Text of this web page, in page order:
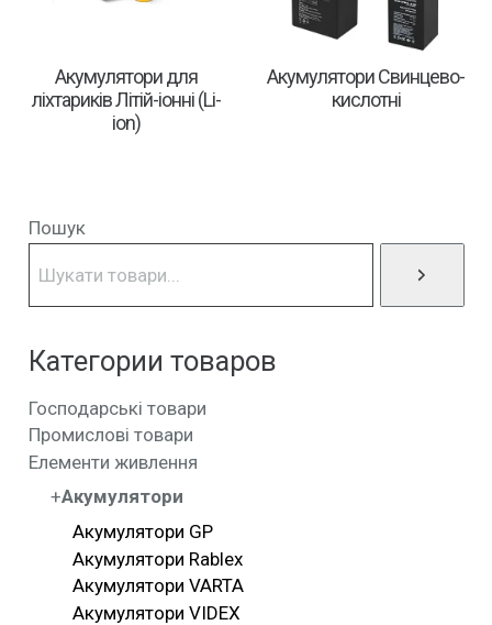
Акумулятори для
ліхтариків Літій-іонні (Li-
ion)
Акумулятори Свинцево-
кислотні
Пошук
Категории товаров
Господарські товари
Промислові товари
Елементи живлення
Акумулятори
Акумулятори GP
Акумулятори Rablex
Акумулятори VARTA
Акумулятори VIDEX